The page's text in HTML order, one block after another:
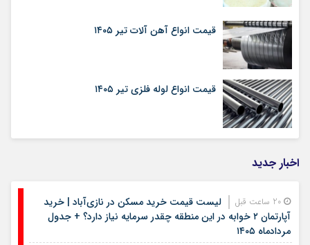
قیمت انواع آهن آلات تیر ۱۴۰۵
قیمت انواع لوله فلزی تیر ۱۴۰۵
اخبار جدید
لیست قیمت خرید مسکن در نازی‌آباد | خرید
آپارتمان ۲ خوابه در این منطقه چقدر سرمایه نیاز دارد؟ + جدول
مردادماه ۱۴۰۵